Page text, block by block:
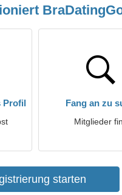
Profil Fang an zu
Mitglieder
starten